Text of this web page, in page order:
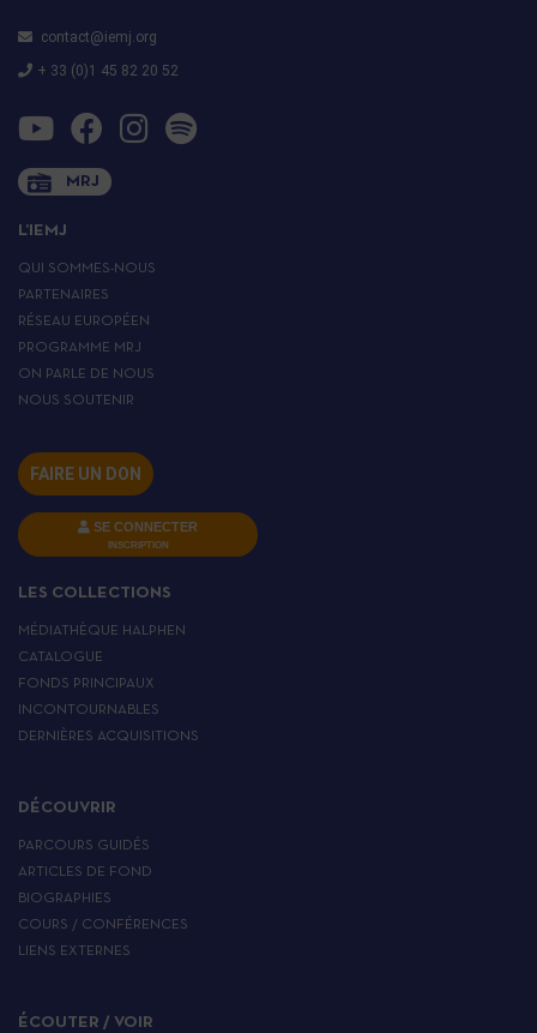
contact@iemj.org
+ 33 (0)1 45 82 20 52
MRJ
L’IEMJ
QUI SOMMES-NOUS
PARTENAIRES
RÉSEAU EUROPÉEN
PROGRAMME MRJ
ON PARLE DE NOUS
NOUS SOUTENIR
FAIRE UN DON
SE CONNECTER
INSCRIPTION
LES COLLECTIONS
MÉDIATHÈQUE HALPHEN
CATALOGUE
FONDS PRINCIPAUX
INCONTOURNABLES
DERNIÈRES ACQUISITIONS
DÉCOUVRIR
PARCOURS GUIDÉS
ARTICLES DE FOND
BIOGRAPHIES
COURS / CONFÉRENCES
LIENS EXTERNES
ÉCOUTER / VOIR